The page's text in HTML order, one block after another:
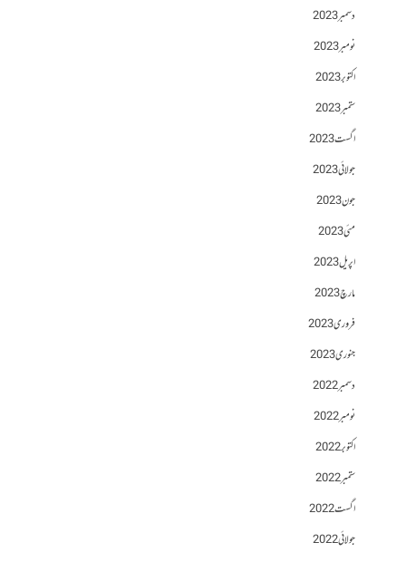
دسمبر 2023
نومبر 2023
اکتوبر 2023
ستمبر 2023
اگست 2023
جولائی 2023
جون 2023
مئی 2023
اپریل 2023
مارچ 2023
فروری 2023
جنوری 2023
دسمبر 2022
نومبر 2022
اکتوبر 2022
ستمبر 2022
اگست 2022
جولائی 2022